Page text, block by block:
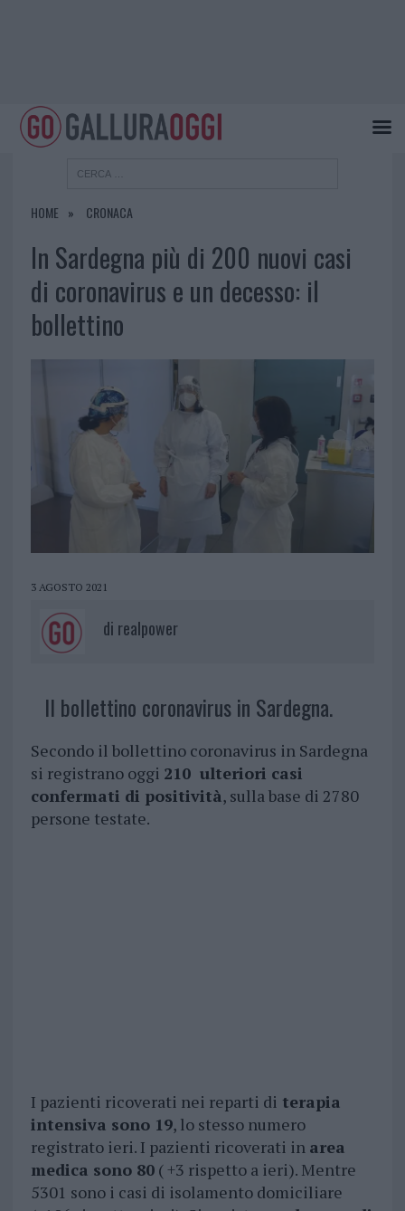
HOME CRONACA
In Sardegna più di 200 nuovi casi
di coronavirus e un decesso: il
bollettino
3 AGOSTO 2021
di realpower
Il bollettino coronavirus in Sardegna.
Secondo il bollettino coronavirus in Sardegna
si registrano oggi 210 ulteriori casi
confermati di positività, sulla base di 2780
persone testate.
I pazienti ricoverati nei reparti di terapia
intensiva sono 19, lo stesso numero
registrato ieri. I pazienti ricoverati in area
medica sono 80( +3 rispetto a ieri). Mentre
5301 sono i casi di isolamento domiciliare